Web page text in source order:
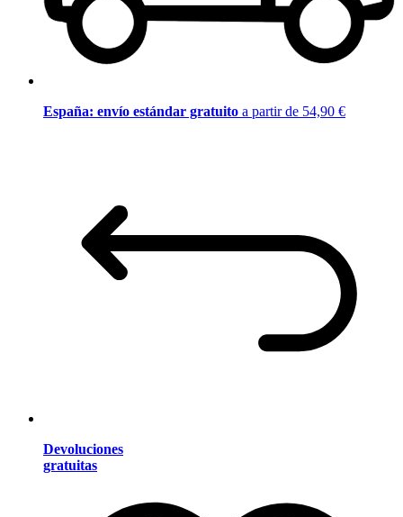
España: envío estándar gratuito a partir de 54,90 €
Devoluciones
gratuitas